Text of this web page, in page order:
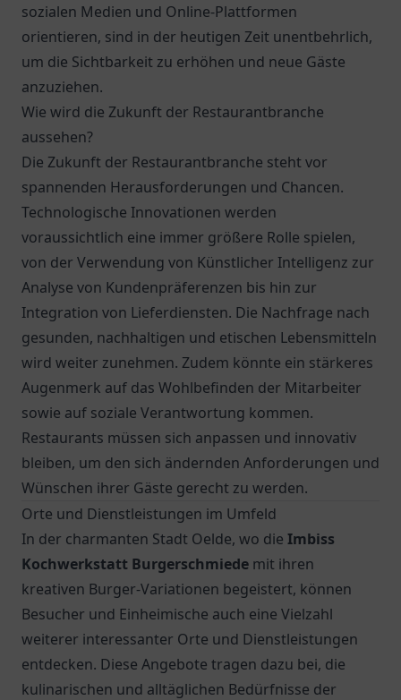
sozialen Medien und Online-Plattformen
orientieren, sind in der heutigen Zeit unentbehrlich,
um die Sichtbarkeit zu erhöhen und neue Gäste
anzuziehen.
Wie wird die Zukunft der Restaurantbranche
aussehen?
Die Zukunft der Restaurantbranche steht vor
spannenden Herausforderungen und Chancen.
Technologische Innovationen werden
voraussichtlich eine immer größere Rolle spielen,
von der Verwendung von Künstlicher Intelligenz zur
Analyse von Kundenpräferenzen bis hin zur
Integration von Lieferdiensten. Die Nachfrage nach
gesunden, nachhaltigen und etischen Lebensmitteln
wird weiter zunehmen. Zudem könnte ein stärkeres
Augenmerk auf das Wohlbefinden der Mitarbeiter
sowie auf soziale Verantwortung kommen.
Restaurants müssen sich anpassen und innovativ
bleiben, um den sich ändernden Anforderungen und
Wünschen ihrer Gäste gerecht zu werden.
Orte und Dienstleistungen im Umfeld
In der charmanten Stadt Oelde, wo die Imbiss
Kochwerkstatt Burgerschmiede mit ihren
kreativen Burger-Variationen begeistert, können
Besucher und Einheimische auch eine Vielzahl
weiterer interessanter Orte und Dienstleistungen
entdecken. Diese Angebote tragen dazu bei, die
kulinarischen und alltäglichen Bedürfnisse der